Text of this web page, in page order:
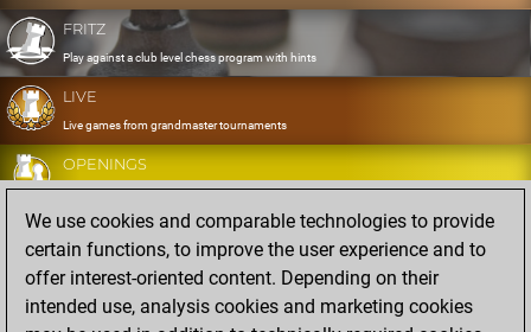
FRITZ
Play against a club level chess program with hints
LIVE
Live games from grandmaster tournaments
OPENINGS
Develop and exercise your openings
DATABASE
Eight million strong games
MYGAMES
Store and analyse your own games in the cloud
We use cookies and comparable technologies to provide
certain functions, to improve the user experience and to
offer interest-oriented content. Depending on their
intended use, analysis cookies and marketing cookies